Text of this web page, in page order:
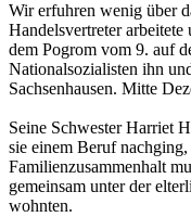
Wir erfuhren wenig über
Handelsvertreter
dem Pogrom vom 9. auf
Nationalsozialisten ihn
Sachsenhausen. Mitte
Seine Schwester Harriet
sie einem Beruf
Familienzusammenhalt
gemeinsam unter der
wohnten.